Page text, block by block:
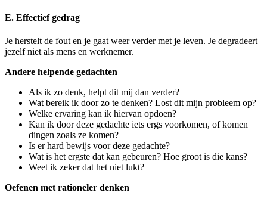
E. Effectief gedrag
Je herstelt de fout en je gaat weer verder met je leven. Je degradeert
jezelf niet als mens en werknemer.
Andere helpende gedachten
Als ik zo denk, helpt dit mij dan verder?
Wat bereik ik door zo te denken? Lost dit mijn probleem op?
Welke ervaring kan ik hiervan opdoen?
Kan ik door deze gedachte iets ergs voorkomen, of komen
dingen zoals ze komen?
Is er hard bewijs voor deze gedachte?
Wat is het ergste dat kan gebeuren? Hoe groot is die kans?
Weet ik zeker dat het niet lukt?
Oefenen met rationeler denken